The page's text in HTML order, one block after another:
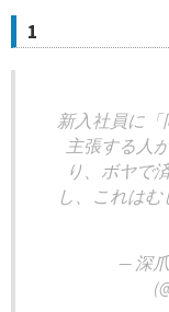
1
新入社員に「
主張する人
り、ボヤで
し、これは
— 深